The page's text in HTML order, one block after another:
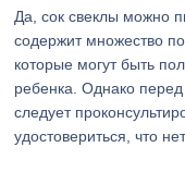
Да, сок свеклы можно
содержит множество
которые могут быть
ребенка. Однако
следует
удостовериться, что